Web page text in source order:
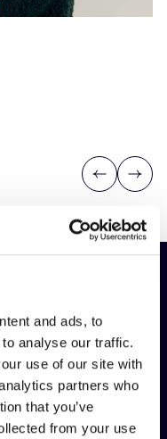
and ads, to
analyse our traffic.
use of our site with
partners who
that you’ve
from your use
Previous
Next
boletín